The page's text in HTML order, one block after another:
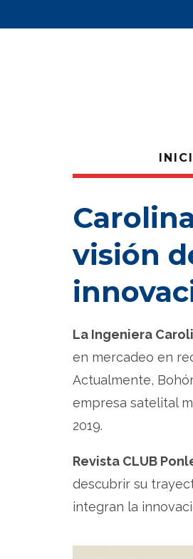
visión
La Ingeniera
en mercadeo en
Actualmente,
empresa satelital
2019.
Revista CLUB
descubrir su
integran la